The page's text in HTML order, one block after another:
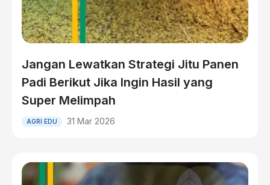
Jangan Lewatkan Strategi Jitu Panen
Padi Berikut Jika Ingin Hasil yang
Super Melimpah
AGRI EDU 31 Mar 2026